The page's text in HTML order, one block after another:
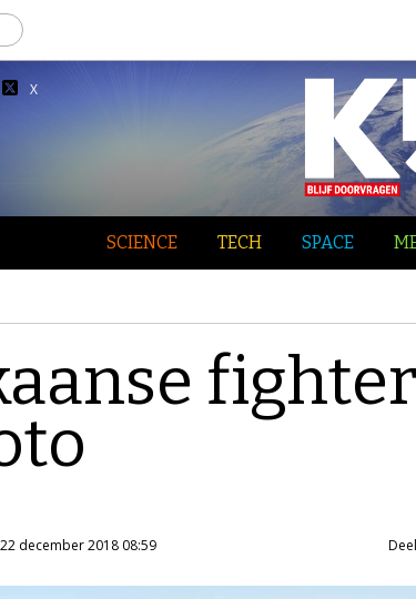
X
SCIENCE TECH SPACE
22 december 2018 08:59